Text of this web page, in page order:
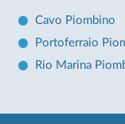
Cavo Piombino
Portoferraio
Rio Marina